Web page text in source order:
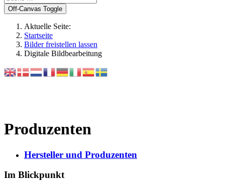
Off-Canvas Toggle
Aktuelle Seite:
Startseite
Bilder freistellen lassen
Digitale Bildbearbeitung
Produzenten
Hersteller und Produzenten
Im Blickpunkt